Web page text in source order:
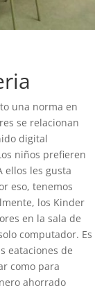
una norma en
se relacionan
digital
niños prefieren
ellos les gusta
eso, tenemos
los Kinder
en la sala de
computador. Es
eataciones de
como para
ahorrado